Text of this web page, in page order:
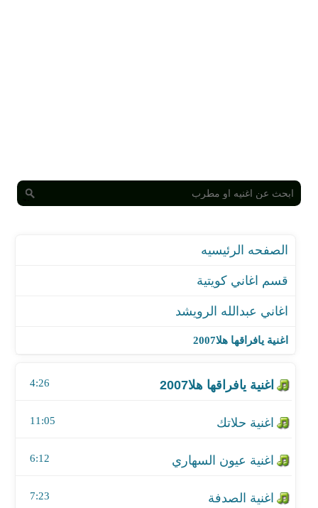
قسم اغاني كويتية
اغنية يافراقها هلا2007
اغنية يافراقها هلا2007
4:26
اغنية حلاتك
11:05
اغنية عيون السهاري
6:12
7:23
اغنية حبني حبيبي - كنه الشام
اغنية حابس نفسك